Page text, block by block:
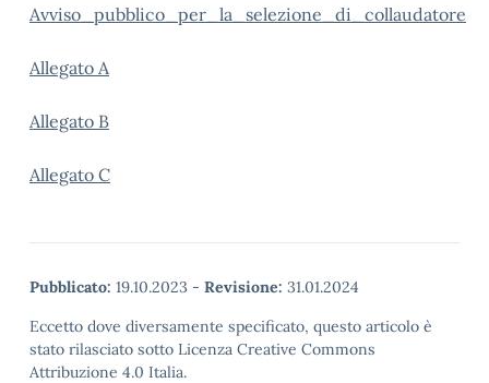
Avviso_pubblico_per_la_selezione_di_collaudatore
Allegato A
Allegato B
Allegato C
Pubblicato: 19.10.2023 - Revisione: 31.01.2024
Eccetto dove diversamente specificato, questo articolo è
stato rilasciato sotto Licenza Creative Commons
Attribuzione 4.0 Italia.